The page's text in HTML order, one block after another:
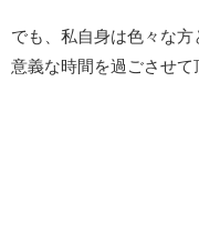
でも、私自身は色々な
意義な時間を過ごさせて